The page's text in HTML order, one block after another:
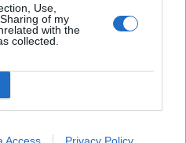
Use,
of my
with the
collected.
Access Privacy Policy
που έβρασε ζυμαρικά
απαιτείται προσοχή και